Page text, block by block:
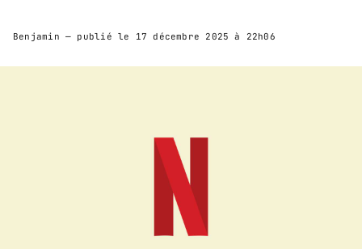
Benjamin — publié le 17 décembre 2025 à 22h06